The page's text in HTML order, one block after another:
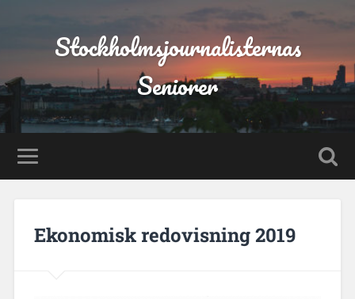
Stockholmsjournalisternas
Seniorer
Ekonomisk redovisning 2019